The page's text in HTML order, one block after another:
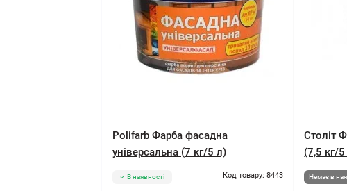
Polifarb Фарба фасадна
універсальна (7 кг/5 л)
В наявності Код товару: 8443
Століт
(7,5 кг/
Немає в